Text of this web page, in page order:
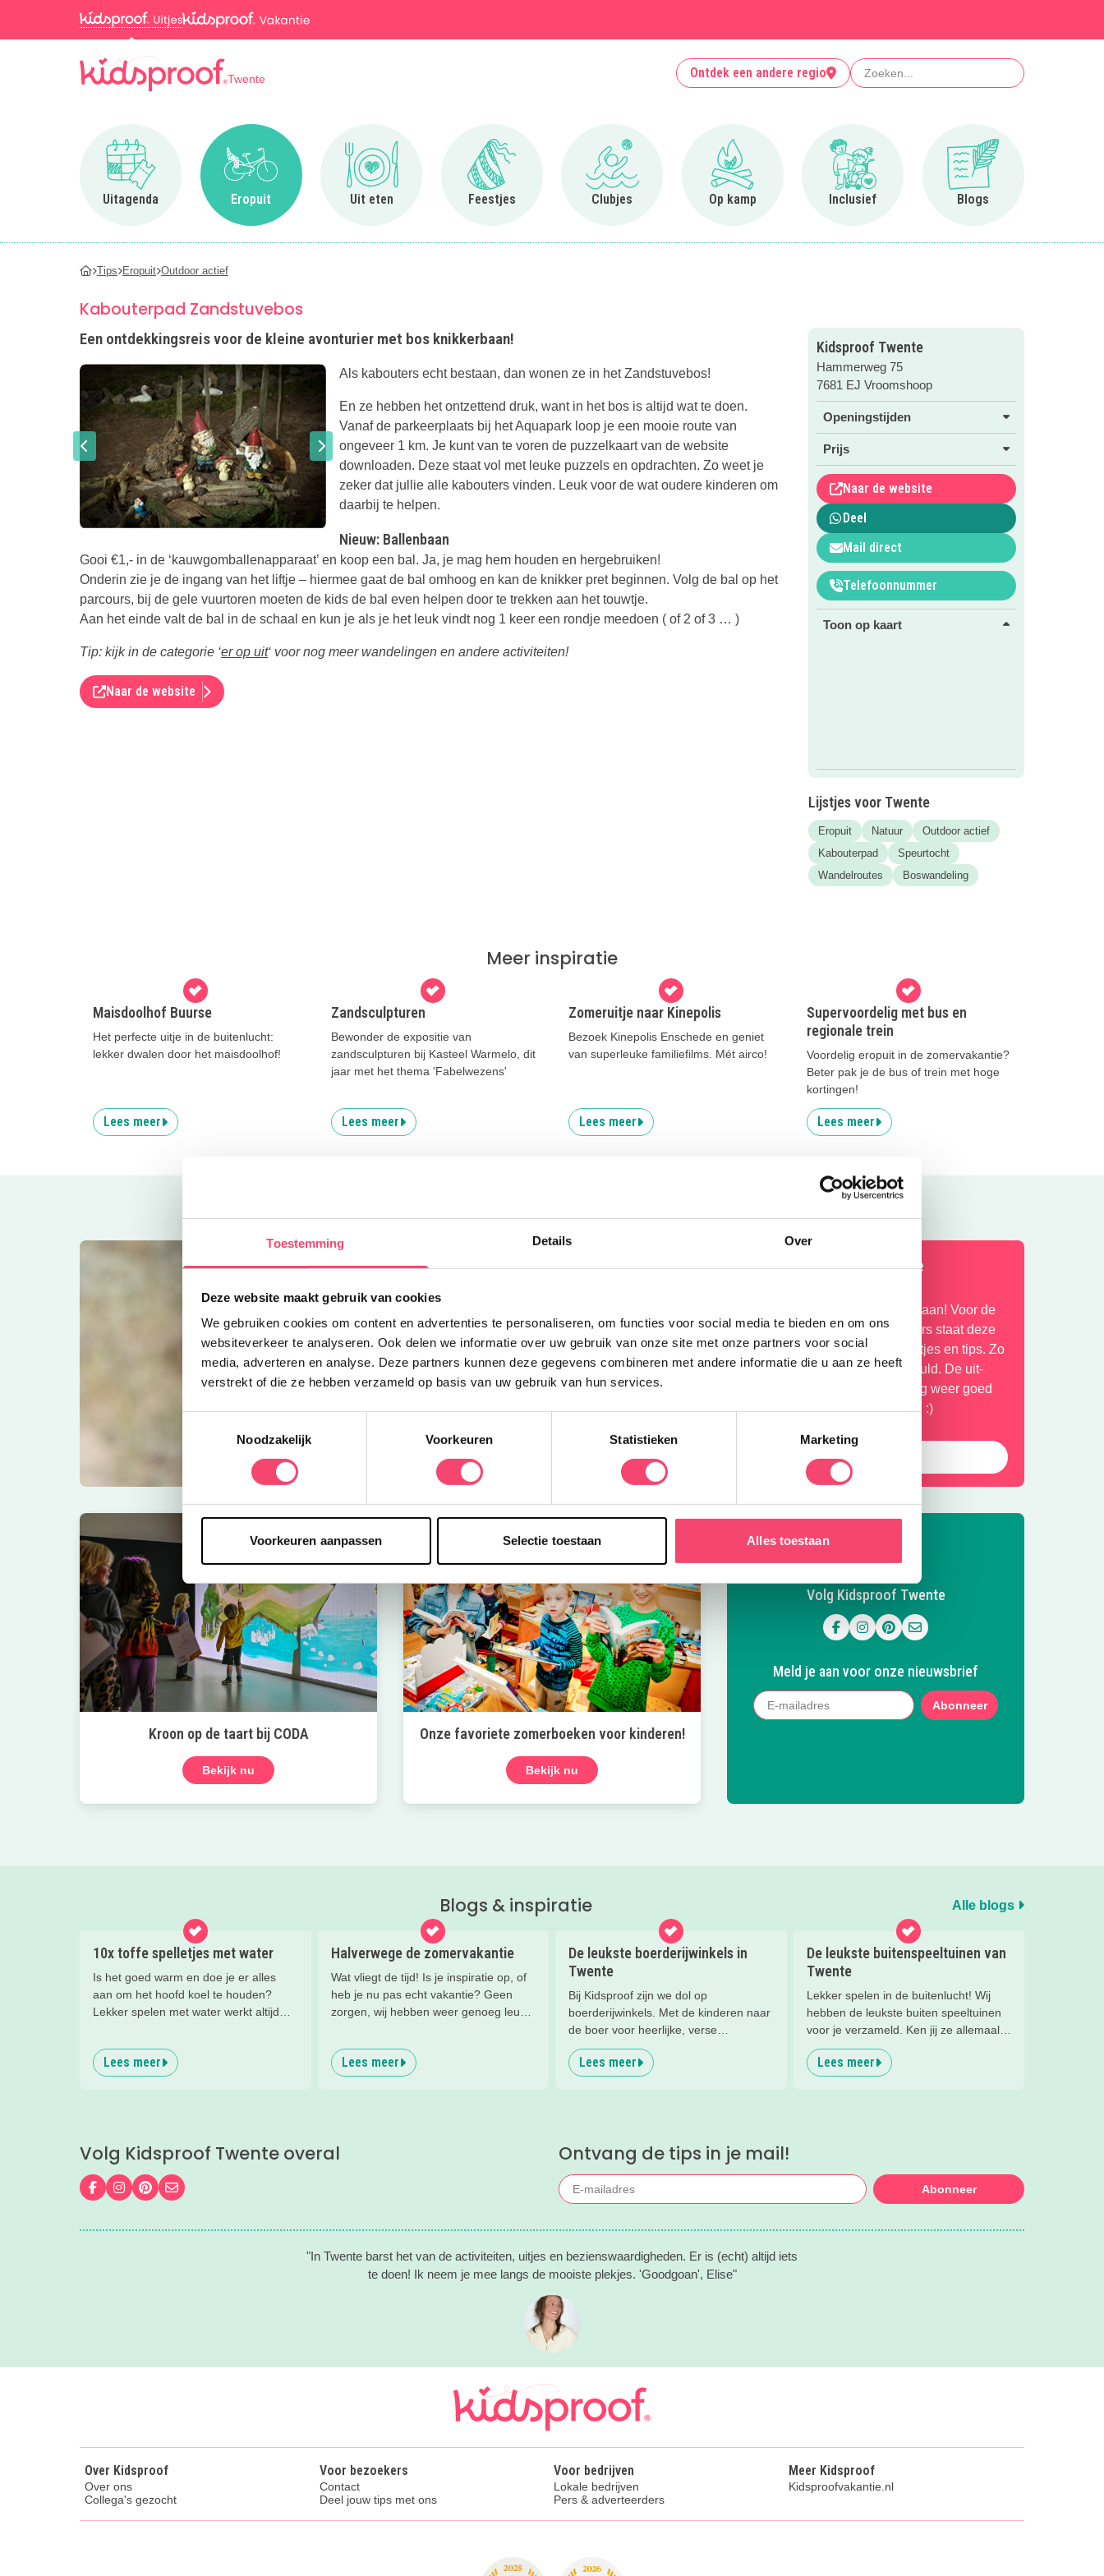
Toestemming Details Over
Deze website maakt gebruik van cookies
We gebruiken cookies om content en advertenties te personaliseren, om functies voor social media te bieden en om ons
websiteverkeer te analyseren. Ook delen we informatie over uw gebruik van onze site met onze partners voor social
media, adverteren en analyse. Deze partners kunnen deze gegevens combineren met andere informatie die u aan ze heeft
verstrekt of die ze hebben verzameld op basis van uw gebruik van hun services.
Noodzakelijk
Voorkeuren Statistieken Marketing
Voorkeuren aanpassen Selectie toestaan Alles toestaan
Twente Ontdek een andere regio Zoeken
Uitagenda
Ga naar Uitagenda
Eropuit
Ga naar Eropuit
Uit eten
Ga naar Uit eten
Feestjes
Ga naar Feestjes
Clubjes
Ga naar Clubjes
Op kamp
Ga naar Op kamp
Inclusief
Ga naar Inclusief
Blogs
Ga naar Blogs
Tips Eropuit Outdoor actief
Kabouterpad Zandstuvebos
Een ontdekkingsreis voor de kleine avonturier met bos knikkerbaan!
Als kabouters echt bestaan, dan wonen ze in het Zandstuvebos!
En ze hebben het ontzettend druk, want in het bos is altijd wat te doen.
Vanaf de parkeerplaats bij het Aquapark loop je een mooie route van
ongeveer 1 km. Je kunt van te voren de puzzelkaart van de website
downloaden. Deze staat vol met leuke puzzels en opdrachten. Zo weet je
zeker dat jullie alle kabouters vinden. Leuk voor de wat oudere kinderen om
daarbij te helpen.
Nieuw: Ballenbaan
Gooi €1,- in de ‘kauwgomballenapparaat’ en koop een bal. Ja, je mag hem houden en hergebruiken!
Onderin zie je de ingang van het liftje – hiermee gaat de bal omhoog en kan de knikker pret beginnen. Volg de bal op het
parcours, bij de gele vuurtoren moeten de kids de bal even helpen door te trekken aan het touwtje.
Aan het einde valt de bal in de schaal en kun je als je het leuk vindt nog 1 keer een rondje meedoen ( of 2 of 3 … )
Tip: kijk in de categorie ‘er op uit‘ voor nog meer wandelingen en andere activiteiten!
Naar de website
Kidsproof Twente
Hammerweg 75
7681 EJ Vroomshoop
Openingstijden
Prijs
Naar de website
Deel
Mail direct
Telefoonnummer
Toon op kaart
Lijstjes voor Twente
Eropuit Natuur
Outdoor actief
Kabouterpad
Speurtocht
Wandelroutes
Boswandeling
Meer inspiratie
Maisdoolhof Buurse
Het perfecte uitje in de buitenlucht:
lekker dwalen door het maisdoolhof!
Lees meer
Zandsculpturen
Bewonder de expositie van
zandsculpturen bij Kasteel Warmelo, dit
jaar met het thema 'Fabelwezens'
Lees meer
Zomeruitje naar Kinepolis
Bezoek Kinepolis Enschede en geniet
van superleuke familiefilms. Mét airco!
Lees meer
Supervoordelig met bus en
regionale trein
Voordelig eropuit in de zomervakantie?
Beter pak je de bus of trein met hoge
kortingen!
Lees meer
Uitgelicht
Halverwege de zomervakantie
3 weken gehad, nog 3 weken te gaan! Voor de
vakantiegangers en de thuisblijvers staat deze
nieuwsbrief weer vol met leuke uitjes en tips. Zo
heb je die laatste 3 weken zo gevuld. De uit-
agenda op de site staat iedere dag weer goed
vol. Goed insmeren, en heanig an :)
tip top vakantie blog!
Kroon op de taart bij CODA
Bekijk nu
Onze favoriete zomerboeken voor kinderen!
Bekijk nu
Volg Kidsproof Twente
Volg ons op Facebook
Volg ons op Instagram
Volg ons op Pinterest
Mail ons
Meld je aan voor onze nieuwsbrief
Abonneer
Blogs & inspiratie Alle blogs
10x toffe spelletjes met water
Is het goed warm en doe je er alles
aan om het hoofd koel te houden?
Lekker spelen met water werkt altijd
mogelijkheden. Wij hebben tien leuke
waterspelletjes voor je op een rijtje
gezet!
Lees meer
Halverwege de zomervakantie
Wat vliegt de tijd! Is je inspiratie op, of
heb je nu pas echt vakantie? Geen
zorgen, wij hebben weer genoeg leuke
ideeën voor een dagje weg, of een
middag dicht bij huis. Veel plezier!
Lees meer
De leukste boerderijwinkels in
Twente
Bij Kidsproof zijn we dol op
boerderijwinkels. Met de kinderen naar
de boer voor heerlijke, verse
producten. Dat is niet alleen lekker,
maar ook nog eens onwijs leerzaam!
Lees meer
De leukste buitenspeeltuinen van
Twente
Lekker spelen in de buitenlucht! Wij
hebben de leukste buiten speeltuinen
voor je verzameld. Ken jij ze allemaal
al?
Lees meer
Volg Kidsproof Twente overal
Volg ons op Facebook
Volg ons op Instagram
Volg ons op Pinterest
Mail ons
Ontvang de tips in je mail!
Abonneer
"In Twente barst het van de activiteiten, uitjes en bezienswaardigheden. Er is (echt) altijd iets
te doen! Ik neem je mee langs de mooiste plekjes. 'Goodgoan', Elise"
Over Kidsproof
Over ons
Collega's gezocht
Voor bezoekers
Contact
Deel jouw tips met ons
Voor bedrijven
Lokale bedrijven
Pers & adverteerders
Meer Kidsproof
Kidsproofvakantie.nl